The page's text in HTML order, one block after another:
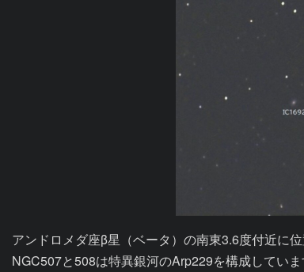
アンドロメダ座β星（ベータ）の南東3.6度付近に
NGC507と508は特異銀河のArp229を構成していま